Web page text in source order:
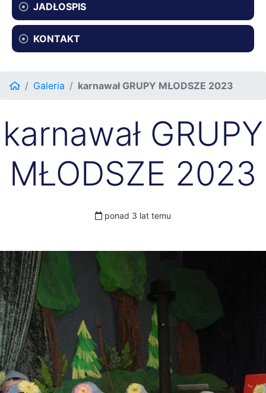
JADŁOSPIS
KONTAKT
Galeria karnawał GRUPY MŁODSZE 2023
karnawał GRUPY
MŁODSZE 2023
ponad 3 lat temu